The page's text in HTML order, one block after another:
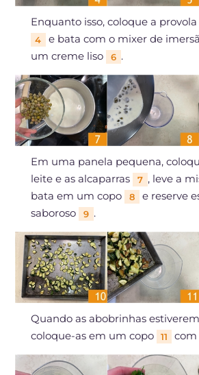
Enquanto isso, coloque a
4 e bata com o mixer de
um creme liso
6 .
Em uma panela pequena,
leite e as alcaparras
7 , leve a
bata em um copo
8
e reserve
saboroso
9 .
Quando as abobrinhas
coloque-as em um copo
11 com